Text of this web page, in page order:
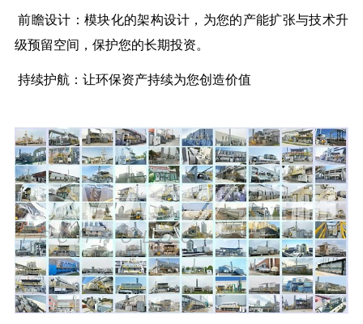
前瞻设计：模块化的架构设计，为您的产能扩张与技术升
级预留空间，保护您的长期投资。
持续护航：让环保资产持续为您创造价值